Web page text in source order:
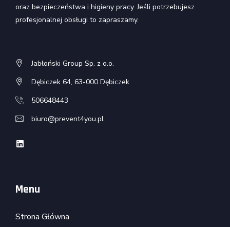
oraz bezpieczeństwa i higieny pracy. Jeśli potrzebujesz
profesjonalnej obsługi to zapraszamy.
Jabłoński Group Sp. z o.o.
Dębiczek 64, 63-000 Dębiczek
506648443
biuro@prevent4you.pl
Menu
Strona Główna